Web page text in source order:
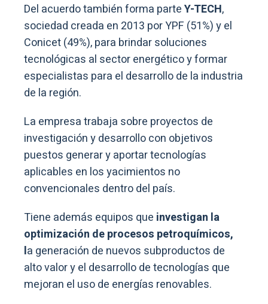
Del acuerdo también forma parteY-TECH,
sociedad creada en 2013 por YPF (51%) y el
Conicet (49%), para brindar soluciones
tecnológicas al sector energético y formar
especialistas para el desarrollo de la industria
de la región.
La empresa trabaja sobre proyectos de
investigación y desarrollo con objetivos
puestos generar y aportar tecnologías
aplicables en los yacimientos no
convencionales dentro del país.
Tiene además equipos que investigan la
optimización de procesos petroquímicos,
la generación de nuevos subproductos de
alto valor y el desarrollo de tecnologías que
mejoran el uso de energías renovables.